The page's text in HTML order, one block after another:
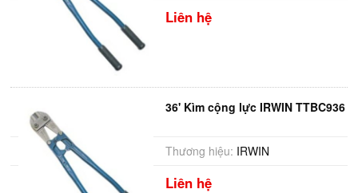
Liên hệ
36' Kìm cộng lực IRWIN TTBC936
Thương hiệu: IRWIN
Liên hệ